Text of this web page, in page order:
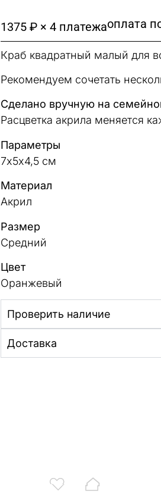
1375 ₽ × 4 платежаоплата
Краб квадратный малый для
Рекомендуем сочетать
Сделано вручную на
Расцветка акрила меняется
Параметры
7х5х4,5 см
Материал
Акрил
Размер
Средний
Цвет
Оранжевый
Проверить наличие
Доставка